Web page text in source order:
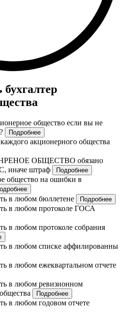
общество если вы не
Подробнее
акционерного общества
ОБЩЕСТВО обязано
иначе штраф
Подробнее
общество на ошибки в
в любом бюллетене Подробнее
в любом протоколе ГОСА
в любом протоколе собрания
в любом списке аффилированны
в любом ежеквартальном отчете
в любом ревизионном
Подробнее
в любом годовом отчете